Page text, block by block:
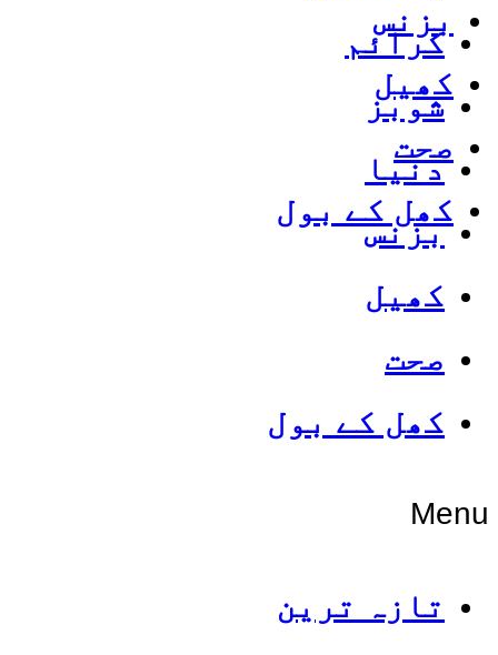
کرائم
شوبز
دنیا
بزنس
کھیل
صحت
کھل کے بول
Menu
تازہ ترین
بزنس
کھیل
صحت
کھل کے بول